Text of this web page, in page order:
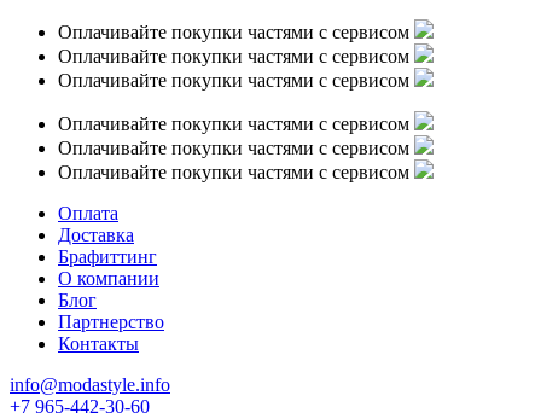
Оплачивайте покупки частями с сервисом
Оплачивайте покупки частями с сервисом
Оплачивайте покупки частями с сервисом
Оплачивайте покупки частями с сервисом
Оплачивайте покупки частями с сервисом
Оплачивайте покупки частями с сервисом
Оплата
Доставка
Брафиттинг
О компании
Блог
Партнерство
Контакты
info@modastyle.info
+7 965-442-30-60